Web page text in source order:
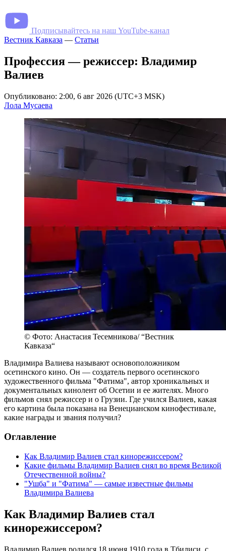
Подписывайтесь на наш YouTube-канал
Вестник Кавказа — Статьи
Профессия — режиссер: Владимир
Валиев
Опубликовано: 2:00, 6 авг 2026 (UTC+3 MSK)
Лола Мусаева
© Фото: Анастасия Тесемникова/ “Вестник
Кавказа“
Владимира Валиева называют основоположником
осетинского кино. Он — создатель первого осетинского
художественного фильма "Фатима", автор хроникальных и
документальных кинолент об Осетии и ее жителях. Много
фильмов снял режиссер и о Грузии. Где учился Валиев, какая
его картина была показана на Венецианском кинофестивале,
какие награды и звания получил?
Оглавление
Как Владимир Валиев стал кинорежиссером?
Какие фильмы Владимир Валиев снял во время Великой
Отечественной войны?
"Ушба" и "Фатима" — самые известные фильмы
Владимира Валиева
Как Владимир Валиев стал
кинорежиссером?
Владимир Валиев родился 18 июня 1910 года в Тбилиси, с